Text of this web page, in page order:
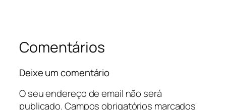
Comentários
Deixe um comentário
O seu endereço de email não será
publicado.Campos obrigatórios marcados